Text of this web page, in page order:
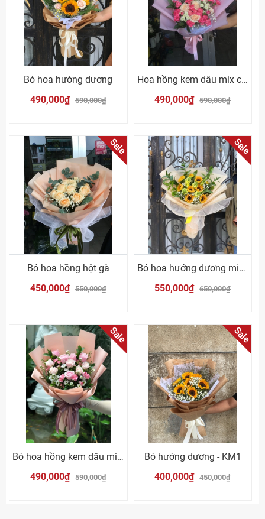
Bó hoa hướng dương
490,000₫ 590,000₫
Hoa hồng kem dâu mix cẩm chướng hồng
490,000₫ 590,000₫
Sale
Bó hoa hồng hột gà
450,000₫ 550,000₫
Sale
Bó hoa hướng dương mix mõm sói vàng
550,000₫ 650,000₫
Sale
Bó hoa hồng kem dâu mix cúc trắng
490,000₫ 590,000₫
Sale
Bó hướng dương - KM1
400,000₫ 450,000₫